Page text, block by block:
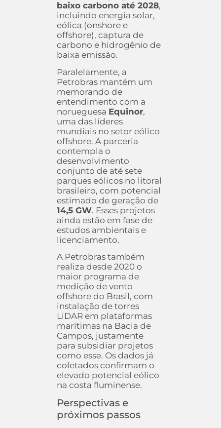
baixo carbono até 2028,
incluindo energia solar,
eólica (onshore e
offshore), captura de
carbono e hidrogênio de
baixa emissão.
Paralelamente, a
Petrobras mantém um
memorando de
entendimento com a
norueguesa Equinor,
uma das líderes
mundiais no setor eólico
offshore. A parceria
contempla o
desenvolvimento
conjunto de até sete
parques eólicos no litoral
brasileiro, com potencial
estimado de geração de
14,5 GW. Esses projetos
ainda estão em fase de
estudos ambientais e
licenciamento.
A Petrobras também
realiza desde 2020 o
maior programa de
medição de vento
offshore do Brasil, com
instalação de torres
LiDAR em plataformas
marítimas na Bacia de
Campos, justamente
para subsidiar projetos
como esse. Os dados já
coletados confirmam o
elevado potencial eólico
na costa fluminense.
Perspectivas e
próximos passos